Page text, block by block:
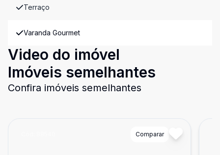
Terraço
Varanda Gourmet
Video do imóvel
Imóveis semelhantes
Confira imóveis semelhantes
Comparar